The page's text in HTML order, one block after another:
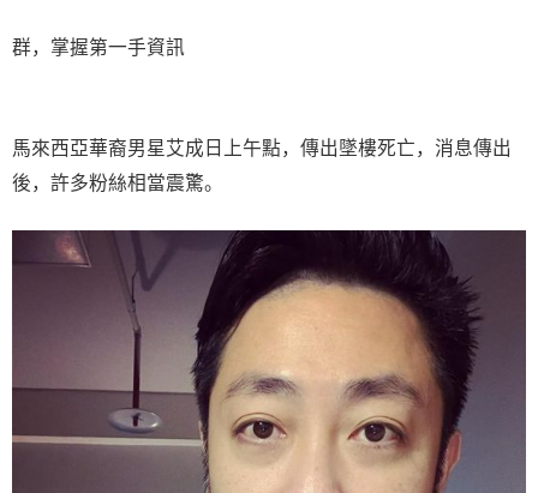
群，掌握第一手資訊
馬來西亞華裔男星艾成日上午點，傳出墜樓死亡，消息傳出
後，許多粉絲相當震驚。